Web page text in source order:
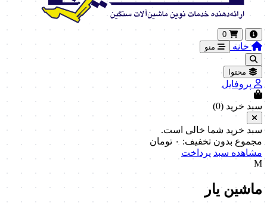
0
خانه منو
محتوا
پروفایل
سبد خرید (0
)
سبد خرید شما خالی است.
مجموع بدون تخفیف: ۰ تومان
مشاهده سبد پرداخت
M
ماشین یار